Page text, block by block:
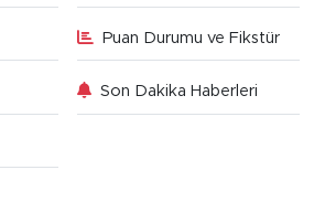
Puan Durumu ve Fikstür
Son Dakika Haberleri